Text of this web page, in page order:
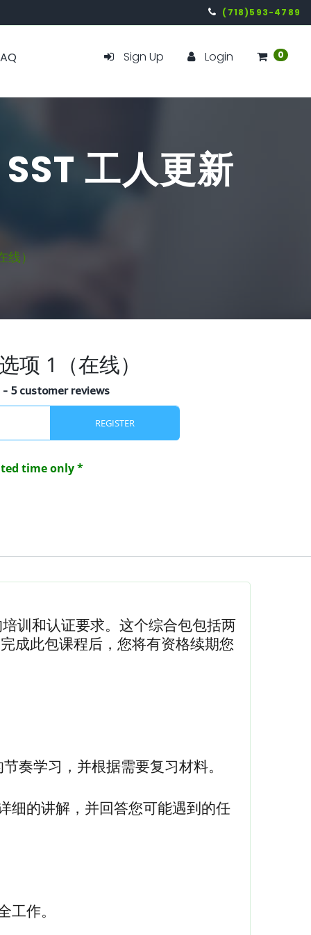
(718)593-4789
Sign Up Login 0
工人更新
）
项 1（在线）
- 5 customer reviews
time only *
训和认证要求。这个综合包包括两
成此包课程后，您将有资格续期您
奏学习，并根据需要复习材料。
细的讲解，并回答您可能遇到的任
工作。